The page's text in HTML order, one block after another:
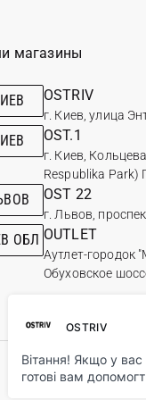
магазины
OSTRIV
г. Киев, улица
OST.1
г. Киев,
Respublika Park)
OST 22
г. Львов,
ОБЛ OUTLET
Аутлет-городок
Обуховское